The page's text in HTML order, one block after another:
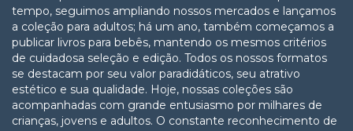
tempo, seguimos ampliando nossos mercados e lançamos
a coleção para adultos; há um ano, também começamos a
publicar livros para bebês, mantendo os mesmos critérios
de cuidadosa seleção e edição. Todos os nossos formatos
se destacam por seu valor paradidáticos, seu atrativo
estético e sua qualidade. Hoje, nossas coleções são
acompanhadas com grande entusiasmo por milhares de
crianças, jovens e adultos. O constante reconhecimento de